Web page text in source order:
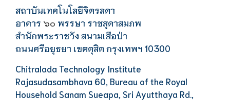
สถาบันเทคโนโลยีจิตรลดา
อาคาร ๖๐ พรรษา ราชสุดาสมภพ
สำนักพระราชวัง สนามเสือป่า
ถนนศรีอยุธยา เขตดุสิต กรุงเทพฯ 10300
Chitralada Technology Institute
Rajasudasambhava 60, Bureau of the Royal
Household Sanam Sueapa, Sri Ayutthaya Rd.,